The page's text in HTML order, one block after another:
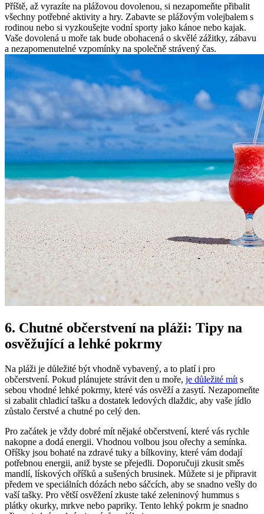
Příště, až vyrazíte na plážovou dovolenou, si nezapomeňte ​přibalit
všechny potřebné aktivity a⁣ hry.‌ Zabavte se plážovým volejbalem s
rodinou nebo si vyzkoušejte ​vodní sporty jako ‌kánoe nebo ‌kajak.
Vaše dovolená u ⁤moře tak bude ⁤obohacená o skvělé ‌zážitky, ⁢zábavu
a nezapomenutelné vzpomínky na společně strávený čas.
6. Chutné⁤ občerstvení na pláži: ⁤Tipy na‍
osvěžující a lehké pokrmy
Na ‌pláži je důležité být⁢ vhodně vybavený, a to platí‍ i pro
‍občerstvení. Pokud plánujete ⁤strávit den u moře, je důležité mít s ​
sebou ‍vhodné⁣ lehké pokrmy, ‍které vás‍ osvěží a zasytí. Nezapomeňte
si zabalit chladicí tašku ​a dostatek ledových dlaždic, aby vaše jídlo
zůstalo čerstvé‌ a chutné po celý ​den.
Pro ⁤začátek je vždy ​dobré mít nějaké ⁣občerstvení, které ‍vás⁤ rychle
nakopne a dodá energii. Vhodnou volbou jsou ořechy a semínka.
Oříšky⁤ jsou‌ bohaté na zdravé tuky a bílkoviny, které‌ vám dodají⁤
potřebnou energii, aniž byste ‌se přejedli. Doporučuji zkusit směs
mandlí, lískových oříšků a​ sušených brusinek. Můžete si ‌je připravit
předem ve speciálních ‌dózách nebo ‍sáčcích, aby se ⁤snadno‌ vešly⁤ do
vaší tašky. Pro ‌větší​ osvěžení zkuste také zeleninový hummus s
plátky okurky, ‌mrkve nebo papriky. Tento lehký pokrm⁢ je snadno